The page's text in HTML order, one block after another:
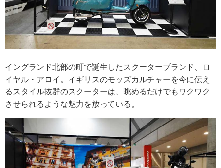
イングランド北部の町で誕生したスクーターブランド、ロ
イヤル・アロイ。イギリスのモッズカルチャーを今に伝え
るスタイル抜群のスクーターは、眺めるだけでもワクワク
させられるような魅力を放っている。